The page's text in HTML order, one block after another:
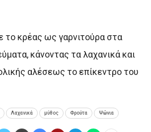
το κρέας ως γαρνιτούρα στα
κάνοντας τα λαχανικά και
αλέσεως το επίκεντρο του
Λαχανικά μύθος Φρούτα Ψώνια